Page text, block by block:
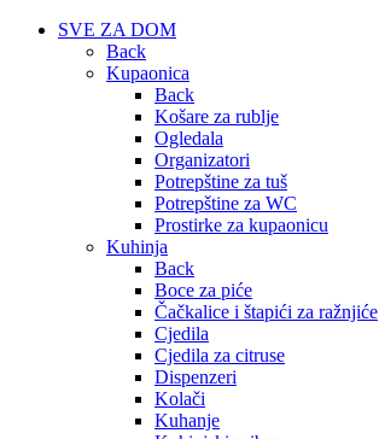
SVE ZA DOM
Back
Kupaonica
Back
Košare za rublje
Ogledala
Organizatori
Potrepštine za tuš
Potrepštine za WC
Prostirke za kupaonicu
Kuhinja
Back
Boce za piće
Čačkalice i štapići za ražnjiće
Cjedila
Cjedila za citruse
Dispenzeri
Kolači
Kuhanje